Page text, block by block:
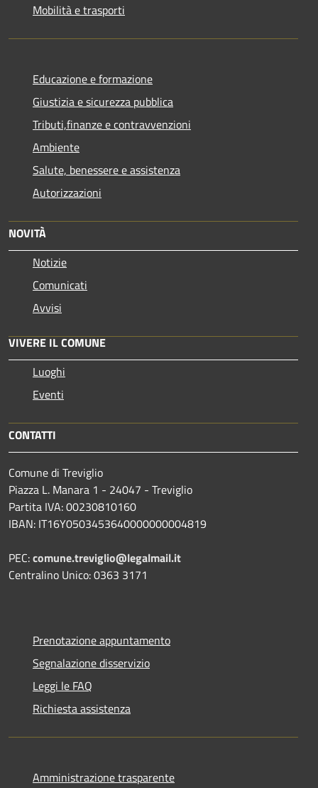
Mobilità e trasporti
Educazione e formazione
Giustizia e sicurezza pubblica
Tributi,finanze e contravvenzioni
Ambiente
Salute, benessere e assistenza
Autorizzazioni
NOVITÀ
Notizie
Comunicati
Avvisi
VIVERE IL COMUNE
Luoghi
Eventi
CONTATTI
Comune di Treviglio
Piazza L. Manara 1 - 24047 - Treviglio
Partita IVA: 00230810160
IBAN: IT16Y0503453640000000004819
PEC:comune.treviglio@legalmail.it
Centralino Unico: 0363 3171
Prenotazione appuntamento
Segnalazione disservizio
Leggi le FAQ
Richiesta assistenza
Amministrazione trasparente